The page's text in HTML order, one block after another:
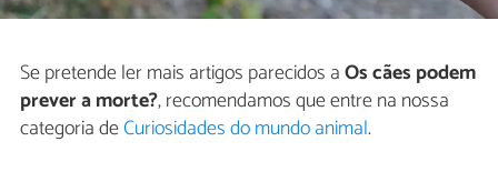
Se pretende ler mais artigos parecidos aOs cães podem
prever a morte?, recomendamos que entre na nossa
categoria deCuriosidades do mundo animal.